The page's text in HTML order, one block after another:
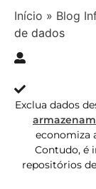
Início » Blog
de dados
Exclua dados
economiza
Contudo, é
repositórios